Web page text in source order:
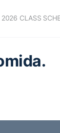
2026 CLASS